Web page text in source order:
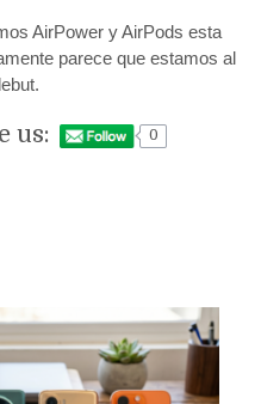
AirPower y AirPods esta
parece que estamos al
us:
0